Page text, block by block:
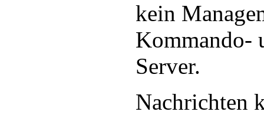
kein
Kommando-
Server.
Nachrichten